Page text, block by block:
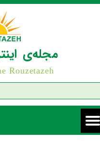
مجله‌ی
Rouzetazeh